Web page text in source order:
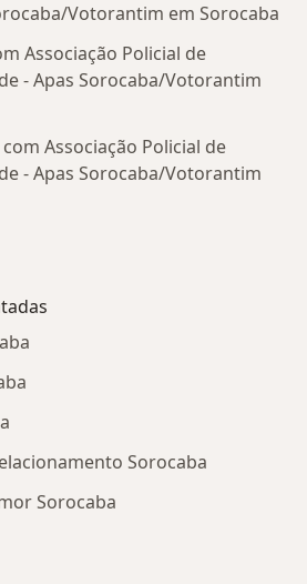
Votorantim em Sorocaba
Associação Policial de
- Apas Sorocaba/Votorantim
Associação Policial de
- Apas Sorocaba/Votorantim
Sorocaba
Sorocaba